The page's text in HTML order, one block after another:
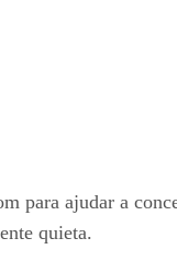
para ajudar a
quieta.